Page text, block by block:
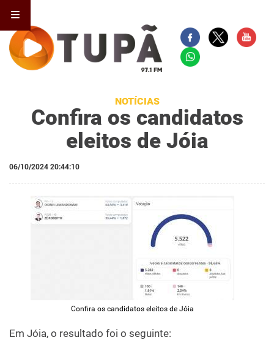
NOTÍCIAS
Confira os candidatos
eleitos de Jóia
06/10/2024 20:44:10
Confira os candidatos eleitos de Jóia
Em Jóia, o resultado foi o seguinte: